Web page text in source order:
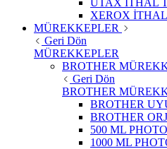
UTAX İTHAL
XEROX
MÜREKKEPLER
Geri Dön
MÜREKKEPLER
BROTHER
Geri Dön
BROTHER
BROTHER
BROTHER
500 ML
1000 ML